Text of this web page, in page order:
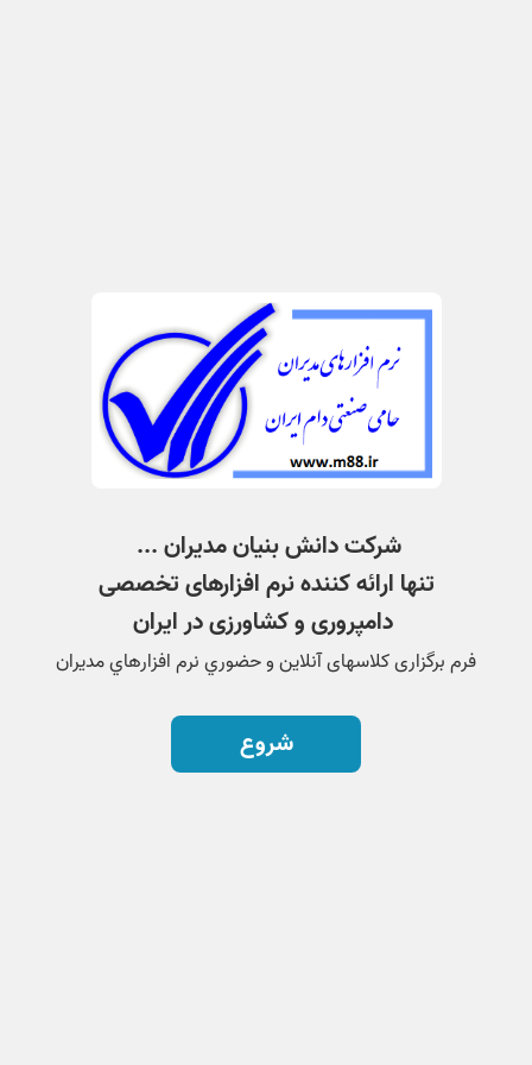
شرکت دانش بنیان مدیران ...
تنها ارائه کننده نرم افزارهای تخصصی
دامپروری و کشاورزی در ایران
فرم برگزاری کلاسهای آنلاین و حضوري نرم افزارهاي مديران
شروع